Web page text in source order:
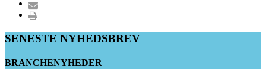
SENESTE NYHEDSBREV
BRANCHENYHEDER